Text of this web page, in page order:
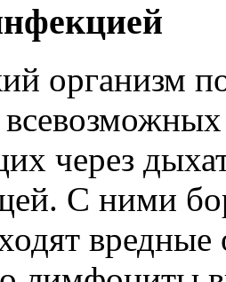
организм
через
С ними